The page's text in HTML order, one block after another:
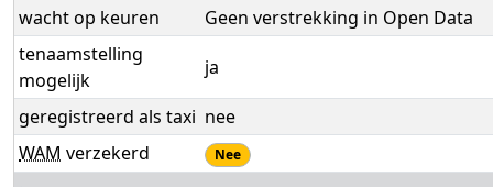
wacht op keuren
Geen verstrekking in Open Data
tenaamstelling
mogelijk
ja
geregistreerd als taxi nee
WAM verzekerd Nee